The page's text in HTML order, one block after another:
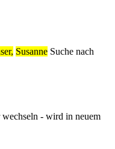
Susanne Suche nach
- wird in neuem